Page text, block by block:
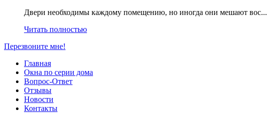
Двери необходимы каждому помещению, но иногда они мешают вос...
Читать полностью
Перезвоните мне!
Главная
Окна по серии дома
Вопрос-Ответ
Отзывы
Новости
Контакты